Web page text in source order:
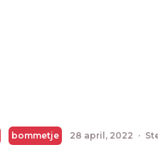
bommetje 28 april, 2022 ·